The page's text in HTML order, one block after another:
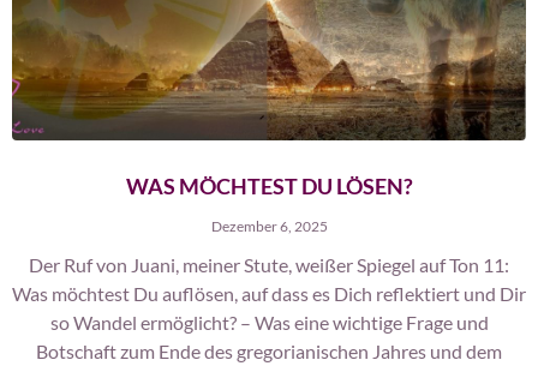
WAS MÖCHTEST DU LÖSEN?
Dezember 6, 2025
Der Ruf von Juani, meiner Stute, weißer Spiegel auf Ton 11:
Was möchtest Du auflösen, auf dass es Dich reflektiert und Dir
so Wandel ermöglicht? – Was eine wichtige Frage und
Botschaft zum Ende des gregorianischen Jahres und dem